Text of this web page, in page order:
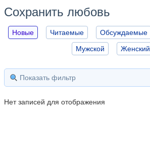
Сохранить любовь
Новые Читаемые Обсуждаемые
Мужской
Женский
Показать фильтр
Нет записей для отображения